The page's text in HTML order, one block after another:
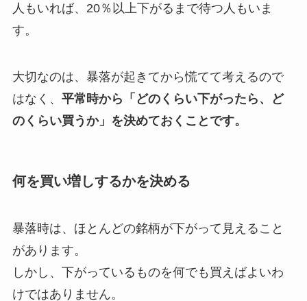
人もいれば、20％以上下がるまで待つ人もいま
す。
大切なのは、暴落が起きてから慌てて考えるので
はなく、 平常時から「どのくらい下がったら、ど
のくらい買うか」を決めておくことです。
何を買い増しするかを決める
暴落時は、ほとんどの銘柄が下がって見えること
があります。
しかし、下がっているものを何でも買えばよいわ
けではありません。